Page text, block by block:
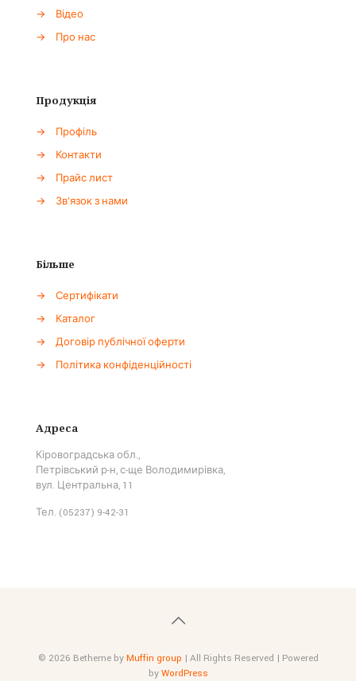
→
Відео
→
Про нас
Продукція
→
Профіль
→
Контакти
→
Прайс лист
→
Зв'язок з нами
Більше
→
Сертифікати
→
Каталог
→
Договір публічної оферти
→
Політика конфіденційності
Адреса
Кіровоградська обл.,
Петрівський р-н, с-ще Володимирівка,
вул. Центральна, 11
Тел. (05237) 9-42-31
© 2026 Betheme byMuffin group | All Rights Reserved | Powered
byWordPress